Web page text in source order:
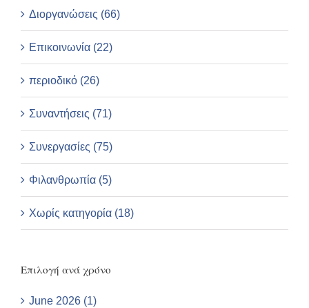
Διοργανώσεις (66)
Επικοινωνία (22)
περιοδικό (26)
Συναντήσεις (71)
Συνεργασίες (75)
Φιλανθρωπία (5)
Χωρίς κατηγορία (18)
Επιλογή ανά χρόνο
June 2026 (1)